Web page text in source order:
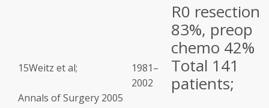
R0 resection
83%, preop
chemo 42%
15Weitz et al;
Annals of Surgery 2005
1981–
2002
Total 141
patients;